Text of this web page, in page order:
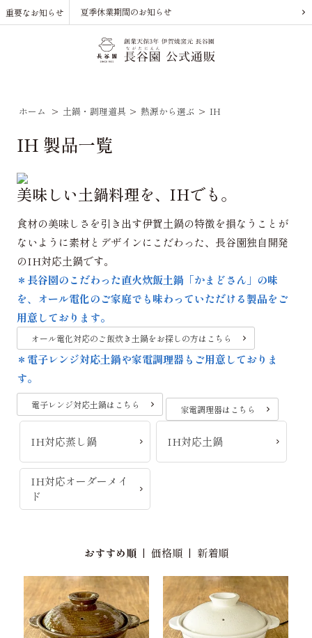
重要なお知らせ 夏季休業期間のお知らせ
ホーム > 土鍋・調理道具 > 熱源から選ぶ > IH
IH 製品一覧
美味しい土鍋料理を、IHでも。
食材の美味しさを引き出す伊賀土鍋の特徴を損なうことが
ないように素材とデザインにこだわった、長谷園独自開発
のIH対応土鍋です。
＊長谷園のこだわった直火炊飯土鍋「かまどさん」の味
を、オール電化のご家庭でも味わっていただける製品をご
用意しております。
オール電化対応のご飯炊き土鍋をお探しの方はこちら
＊電子レンジ対応土鍋や家電調理器もご用意しておりま
す。
電子レンジ対応土鍋はこちら 家電調理器はこちら
IH対応蒸し鍋 IH対応土鍋
IH対応オーダーメイ
ド
おすすめ順| 価格順| 新着順